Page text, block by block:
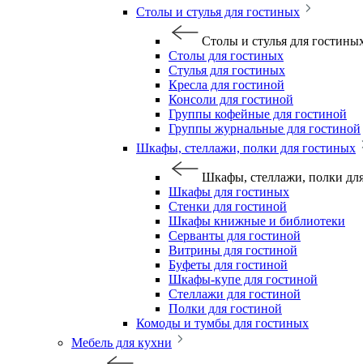
Столы и стулья для гостиных
Столы и стулья для
Столы для гостиных
Стулья для гостиных
Кресла для гостиной
Консоли для гостиной
Группы кофейные для гостиной
Группы журнальные для гостиной
Шкафы, стеллажи, полки для гостиных
Шкафы, стеллажи, полки
Шкафы для гостиных
Стенки для гостиной
Шкафы книжные и библиотеки
Серванты для гостиной
Витрины для гостиной
Буфеты для гостиной
Шкафы-купе для гостиной
Стеллажи для гостиной
Полки для гостиной
Комоды и тумбы для гостиных
Мебель для кухни